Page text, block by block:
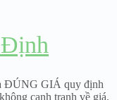
ĐÚNG GIÁ quy định
cạnh tranh về giá.